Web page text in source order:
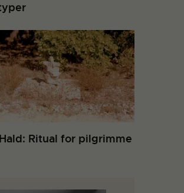
Ritual for pilgrimme